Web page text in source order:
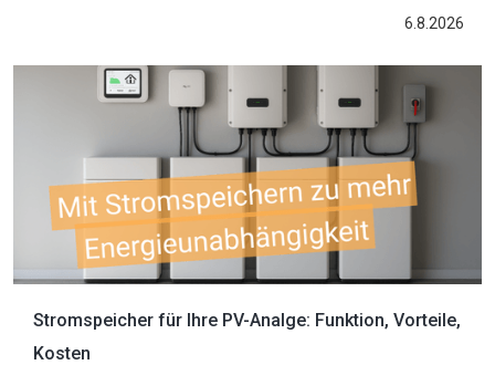
6.8.2026
Stromspeicher für Ihre PV-Analge: Funktion, Vorteile,
Kosten